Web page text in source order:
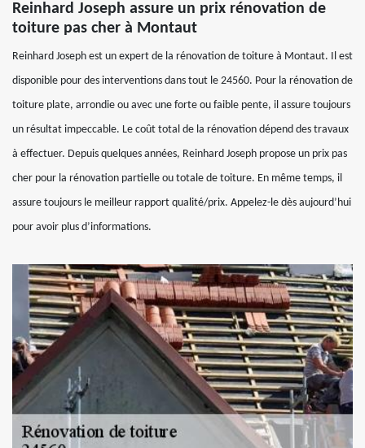
Reinhard Joseph assure un prix rénovation de
toiture pas cher à Montaut
Reinhard Joseph est un expert de la rénovation de toiture à Montaut. Il est
disponible pour des interventions dans tout le 24560. Pour la rénovation de
toiture plate, arrondie ou avec une forte ou faible pente, il assure toujours
un résultat impeccable. Le coût total de la rénovation dépend des travaux
à effectuer. Depuis quelques années, Reinhard Joseph propose un prix pas
cher pour la rénovation partielle ou totale de toiture. En même temps, il
assure toujours le meilleur rapport qualité/prix. Appelez-le dès aujourd’hui
pour avoir plus d’informations.